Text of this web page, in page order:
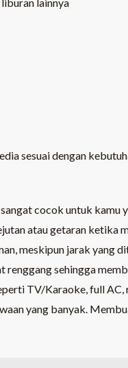
sesuai dengan
cocok untuk kamu
atau getaran ketika
meskipun jarak yang
sehingga
TV/Karaoke, full
yang banyak.